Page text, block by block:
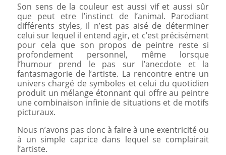
Son sens de la couleur est aussi vif et aussi sûr
que peut etre l’instinct de l’animal. Parodiant
différents styles, il n’est pas aisé de déterminer
celui sur lequel il entend agir, et c’est précisément
pour cela que son propos de peintre reste si
profondement personnel, même lorsque
l’humour prend le pas sur l’anecdote et la
fantasmagorie de l’artiste. La rencontre entre un
univers chargé de symboles et celui du quotidien
produit un mélange étonnant qui offre au peintre
une combinaison infinie de situations et de motifs
picturaux.
Nous n’avons pas donc à faire à une exentricité ou
à un simple caprice dans lequel se complairait
l’artiste.